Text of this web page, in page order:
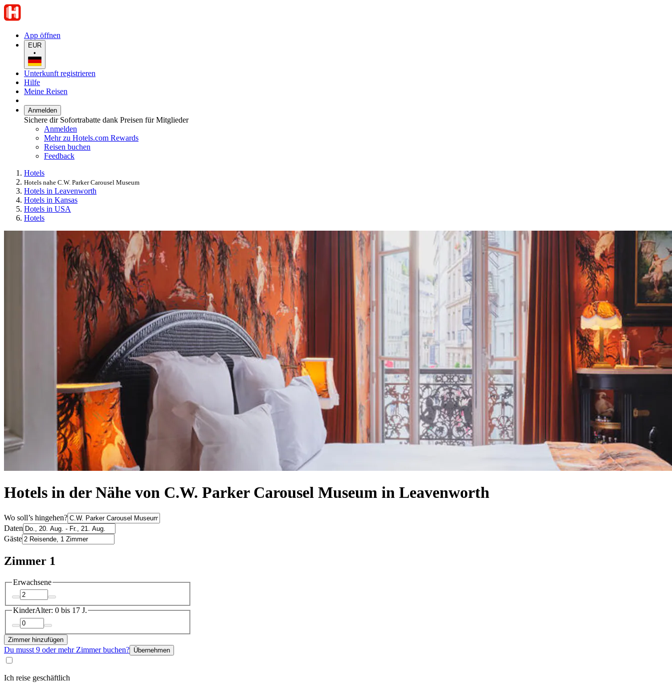
App öffnen
EUR
•
Unterkunft registrieren
Hilfe
Meine Reisen
Anmelden
Sichere dir Sofortrabatte dank Preisen für Mitglieder
Anmelden
Mehr zu Hotels.com Rewards
Reisen buchen
Feedback
Hotels
Hotels nahe C.W. Parker Carousel Museum
Hotels in Leavenworth
Hotels in Kansas
Hotels in USA
Hotels
Hotels in der Nähe von C.W. Parker Carousel Museum in Leavenworth
Wo soll’s hingehen?
Daten
Gäste
Zimmer 1
Erwachsene
KinderAlter: 0 bis 17 J.
Zimmer hinzufügen
Du musst 9 oder mehr Zimmer buchen? Übernehmen
Ich reise geschäftlich